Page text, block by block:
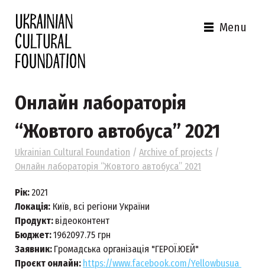
Menu
Онлайн лабораторія
“Жовтого автобуса” 2021
Ukrainian Cultural Foundation / Archive of projects /
Онлайн лабораторія “Жовтого автобуса” 2021
Рік: 2021
Локація: Київ, всі регіони України
Продукт: відеоконтент
Бюджет:1962097.75 грн
Заявник: Громадська організація "ГЕРОЇ.ЮЕЙ"
Проєкт онлайн: https://www.facebook.com/Yellowbusua